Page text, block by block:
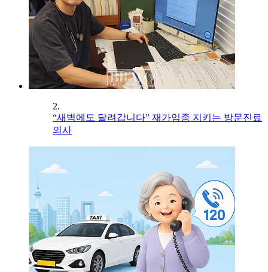
2.
“새벽에도 달려갑니다” 재가임종 지키는 방문진료
의사